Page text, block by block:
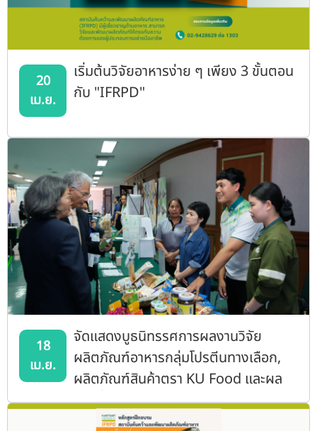
20
เม.ย.
เริ่มต้นวิจัยอาหารง่าย ๆ เพียง 3 ขั้นตอน
กับ "IFRPD"
18
เม.ย.
จัดแสดงบูธนิทรรศการผลงานวิจัย
ผลิตภัณฑ์อาหารกลุ่มโปรตีนทางเลือก,
ผลิตภัณฑ์สินค้าตรา KU Food และผล
งานที่ได้รับรางวัล